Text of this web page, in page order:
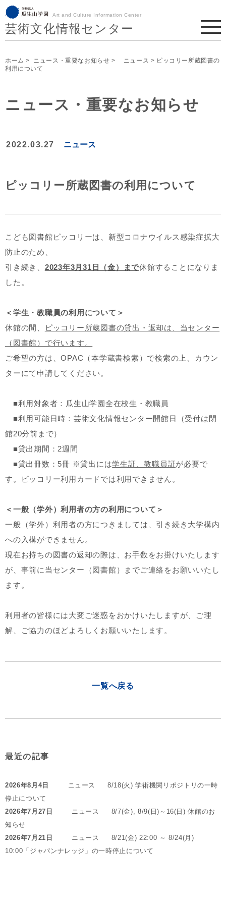
芸術文化情報センター
Art and Culture Information Center
ホーム > ニュース・重要なお知らせ > ニュース > ピッコリー所蔵図書の
利用について
ニュース・重要なお知らせ
2022.03.27 ニュース
ピッコリー所蔵図書の利用について
こども図書館ピッコリーは、新型コロナウイルス感染症拡大
防止のため、
引き続き、 2023年3月31日（金）まで休館することになりま
した。
＜学生・教職員の利用について＞
休館の間、
ピッコリー所蔵図書の貸出・返却は、当センター
（図書館）で行います。
ご希望の方は、OPAC（本学蔵書検索）で検索の上、カウン
ターにて申請してください。
■利用対象者：瓜生山学園全在校生・教職員
■利用可能日時：芸術文化情報センター開館日（受付は閉
館20分前まで）
■貸出期間：2週間
■貸出冊数：5冊 ※貸出には学生証、教職員証が必要で
す。ピッコリー利用カードでは利用できません。
＜一般（学外）利用者の方の利用について＞
一般（学外）利用者の方につきましては、引き続き大学構内
への入構ができません。
現在お持ちの図書の返却の際は、お手数をお掛けいたします
が、事前に当センター（図書館）までご連絡をお願いいたし
ます。
利用者の皆様には大変ご迷惑をおかけいたしますが、ご理
解、ご協力のほどよろしくお願いいたします。
一覧へ戻る
最近の記事
2026年8月4日 ニュース
8/18(火) 学術機関リポジトリの一時
停止について
2026年7月27日
ニュース
8/7(金), 8/9(日)～16(日) 休館のお
知らせ
2026年7月21日
ニュース
8/21(金) 22:00 ～ 8/24(月)
10:00「ジャパンナレッジ」の一時停止について